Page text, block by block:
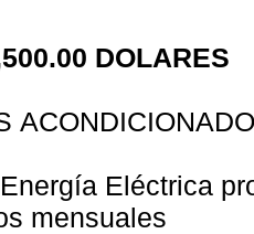
DOLARES
Eléctrica
mensuales